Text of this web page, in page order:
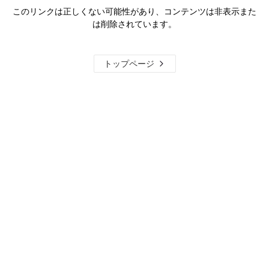
このリンクは正しくない可能性があり、コンテンツは非表示また
は削除されています。
トップページ